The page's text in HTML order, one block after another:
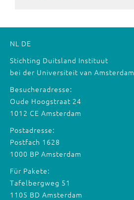
NL DE
Stichting Duitsland Instituut
bei der Universiteit van Amsterdam
Besucheradresse:
Oude Hoogstraat 24
1012 CE Amsterdam
Postadresse:
Postfach 1628
1000 BP Amsterdam
Für Pakete:
Tafelbergweg 51
1105 BD Amsterdam